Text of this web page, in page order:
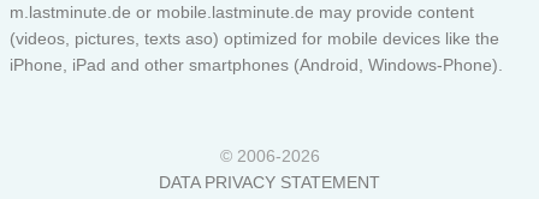
m.lastminute.de or mobile.lastminute.de may provide content
(videos, pictures, texts aso) optimized for mobile devices like the
iPhone, iPad and other smartphones (Android, Windows-Phone).
© 2006-2026
DATA PRIVACY STATEMENT